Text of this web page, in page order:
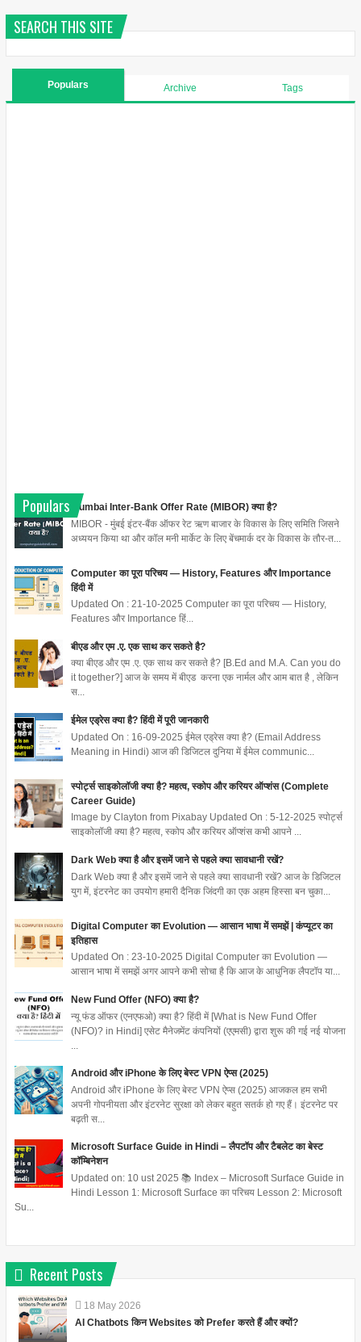
SEARCH THIS SITE
Populars Archive Tags
Populars
Mumbai Inter-Bank Offer Rate (MIBOR) क्या है?
MIBOR - मुंबई इंटर-बैंक ऑफर रेट ऋण बाजार के विकास के लिए समिति जिसने
अध्ययन किया था और कॉल मनी मार्केट के लिए बेंचमार्क दर के विकास के तौर-त...
Computer का पूरा परिचय — History, Features और Importance
हिंदी में
Updated On : 21-10-2025 Computer का पूरा परिचय — History,
Features और Importance हिं...
बीएड और एम .ए. एक साथ कर सकते है?
क्या बीएड और एम .ए. एक साथ कर सकते है? [B.Ed and M.A. Can you do
it together?] आज के समय में बीएड करना एक नार्मल और आम बात है , लेकिन
स...
ईमेल एड्रेस क्या है? हिंदी में पूरी जानकारी
Updated On : 16-09-2025 ईमेल एड्रेस क्या है? (Email Address
Meaning in Hindi) आज की डिजिटल दुनिया में ईमेल communic...
स्पोर्ट्स साइकोलॉजी क्या है? महत्व, स्कोप और करियर ऑप्शंस (Complete
Career Guide)
Image by Clayton from Pixabay Updated On : 5-12-2025 स्पोर्ट्स
साइकोलॉजी क्या है? महत्व, स्कोप और करियर ऑप्शंस कभी आपने ...
Dark Web क्या है और इसमें जाने से पहले क्या सावधानी रखें?
Dark Web क्या है और इसमें जाने से पहले क्या सावधानी रखें? आज के डिजिटल
युग में, इंटरनेट का उपयोग हमारी दैनिक जिंदगी का एक अहम हिस्सा बन चुका...
Digital Computer का Evolution — आसान भाषा में समझें | कंप्यूटर का
इतिहास
Updated On : 23-10-2025 Digital Computer का Evolution —
आसान भाषा में समझें अगर आपने कभी सोचा है कि आज के आधुनिक लैपटॉप या...
New Fund Offer (NFO) क्या है?
न्यू फंड ऑफर (एनएफओ) क्या है? हिंदी में [What is New Fund Offer
(NFO)? in Hindi] एसेट मैनेजमेंट कंपनियों (एएमसी) द्वारा शुरू की गई नई योजना
Android और iPhone के लिए बेस्ट VPN ऐप्स (2025)
Android और iPhone के लिए बेस्ट VPN ऐप्स (2025) आजकल हम सभी
अपनी गोपनीयता और इंटरनेट सुरक्षा को लेकर बहुत सतर्क हो गए हैं। इंटरनेट पर
बढ़ती स...
Microsoft Surface Guide in Hindi – लैपटॉप और टैबलेट का बेस्ट
कॉम्बिनेशन
Updated on: 10 ust 2025 📚 Index – Microsoft Surface Guide in
Hindi Lesson 1: Microsoft Surface का परिचय Lesson 2: Microsoft
Su...
Recent Posts
18 May 2026
AI Chatbots किन Websites को Prefer करते हैं और क्यों?